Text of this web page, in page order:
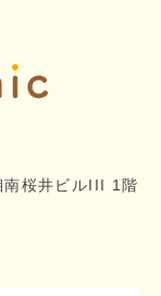
桜井ビルIII 1階